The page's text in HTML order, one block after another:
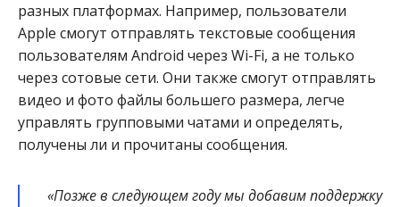
разных платформах. Например, пользователи
Apple смогут отправлять текстовые сообщения
пользователям Android через Wi-Fi, а не только
через сотовые сети. Они также смогут отправлять
видео и фото файлы большего размера, легче
управлять групповыми чатами и определять,
получены ли и прочитаны сообщения.
«Позже в следующем году мы добавим поддержку